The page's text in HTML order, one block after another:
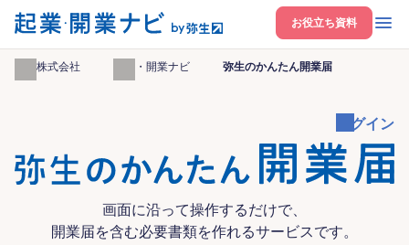
開く
お役立ち資料
弥生株式会社 起業・開業ナビ 弥生のかんたん開業届
ログイン
画面に沿って操作するだけで、
開業届を含む必要書類を作れるサービスです。